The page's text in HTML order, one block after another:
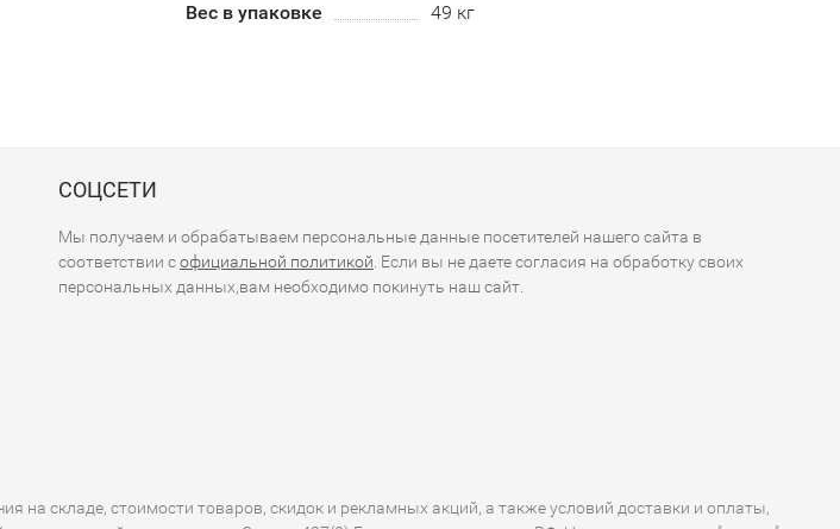
Вес в упаковке
49 кг
СОЦСЕТИ
Мы получаем и обрабатываем персональные данные посетителей нашего сайта в
соответствии софициальной политикой . Если вы не даете согласия на обработку своих
персональных данных,вам необходимо покинуть наш сайт.
на складе, стоимости товаров, скидок и рекламных акций, а также условий доставки и оплаты,